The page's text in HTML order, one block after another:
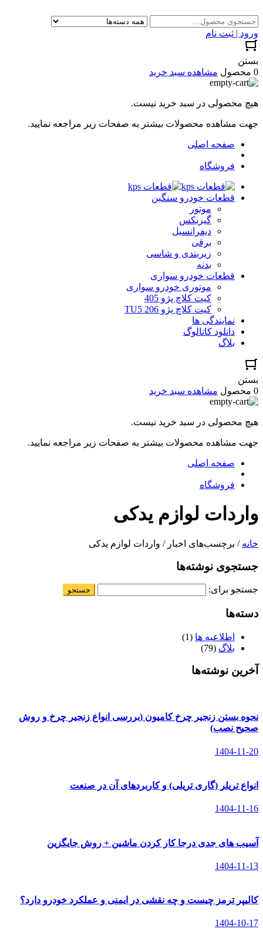
ورود | ثبت نام
بستن
0 محصول
مشاهده سبد خرید
هیچ محصولی در سبد خرید نیست.
جهت مشاهده محصولات بیشتر به صفحات زیر مراجعه نمایید.
صفحه اصلی
فروشگاه
قطعات خودرو سنگین
موتور
گیربکس
دیفرانسیل
برقی
زیربندی و شاسی
بدنه
قطعات خودرو سواری
موتوری خودرو سواری
کیت کلاچ پژو 405
کیت کلاچ پژو TU5 206
نمایندگی ها
دانلود کاتالوگ
بلاگ
بستن
0 محصول
مشاهده سبد خرید
هیچ محصولی در سبد خرید نیست.
جهت مشاهده محصولات بیشتر به صفحات زیر مراجعه نمایید.
صفحه اصلی
فروشگاه
واردات لوازم یدکی
خانه / برچسب‌های اخبار / واردات لوازم یدکی
جستجوی نوشته‌ها
جستجو برای:
دسته‌ها
اطلاعیه ها (1)
بلاگ (79)
آخرین نوشته‌ها
نحوه بستن زنجیر چرخ کامیون (بررسی انواع زنجیر چرخ و روش
صحیح نصب)
1404-11-20
انواع تریلر (گاری تریلی) و کاربردهای آن در صنعت
1404-11-16
آسیب های جدی درجا کار کردن ماشین + روش جایگزین
1404-11-13
کالیپر ترمز چیست و چه نقشی در ایمنی و عملکرد خودرو دارد؟
1404-10-17